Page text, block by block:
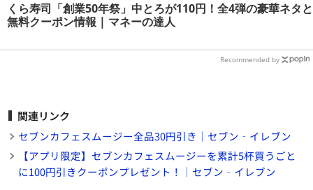
くら寿司「創業50年祭」中とろが110円！全4弾の豪華ネタと
無料クーポン情報 | マネーの達人
Recommended by
関連リンク
セブンカフェスムージー全品30円引き｜セブン‐イレブン
【アプリ限定】セブンカフェスムージーを累計5杯買うごと
に100円引きクーポンプレゼント！｜セブン‐イレブン